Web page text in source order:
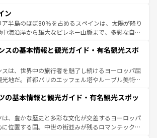
トスカーナの美しい田園風景やアマルフィ海岸の絶
、自然景観も見逃せない。観光の合間には、本場の
パスタなど、絶品のイタリア料理を堪能することも
くれるイタリアで、忘れられない旅をしてみよう！
新着のイタリア情報は
ン
ア半島のほぼ80％を占めるスペインは、太陽が降り
中海沿岸から雄大なピレネー山脈まで、多彩な自然
根付くこの国では、情熱的なフラメンコ、熱気あふ
牛、そして美味しいタパスが生活の一部となってい
都マドリードの洗練された雰囲気や、バルセロナの
に溢れた街角から、地方では古代ローマ遺跡や中世
地方によって風土や気候が異なるスペインはその個
ツ一覧 を参照してほしい。
スの基本情報と観光ガイド・有名観光スポ
スは、世界中の旅行者を魅了し続けるヨーロッパ屈
光地だ。首都パリのエッフェル塔やルーブル美術館
広い魅力が詰まっている。華麗な宮殿、歴史的な大
美しいビーチ、そして豊かな自然が、訪れる者を心
了する。また、フランスは美食の国としても知ら
ランス料理はユネスコ無形文化遺産にも登録されて
の基本情報と観光ガイド・有名観光スポッ
は、豊かな歴史と多彩な文化が交差するヨーロッパ
に位置する国。中世の街並みが残るロマンチック街